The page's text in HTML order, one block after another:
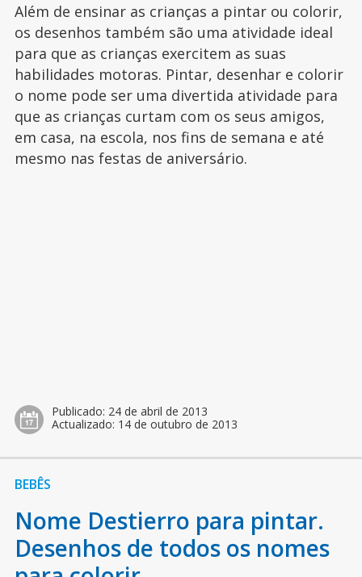
Além de ensinar as crianças a pintar ou colorir,
os desenhos também são uma atividade ideal
para que as crianças exercitem as suas
habilidades motoras. Pintar, desenhar e colorir
o nome pode ser uma divertida atividade para
que as crianças curtam com os seus amigos,
em casa, na escola, nos fins de semana e até
mesmo nas festas de aniversário.
Publicado: 24 de abril de 2013
Actualizado: 14 de outubro de 2013
BEBÊS
Nome Destierro para pintar.
Desenhos de todos os nomes